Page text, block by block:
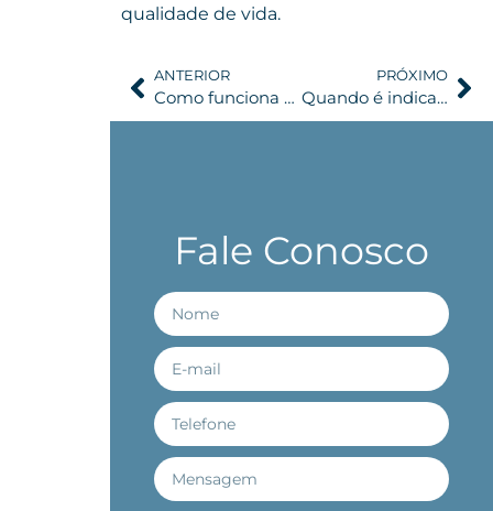
qualidade de vida.
ANTERIOR
Como funciona o endoscopia de coluna no diagnóstico e tratamento
PRÓXIMO
Quando é indicada a cirurgia de artrodese cervical?
Fale Conosco